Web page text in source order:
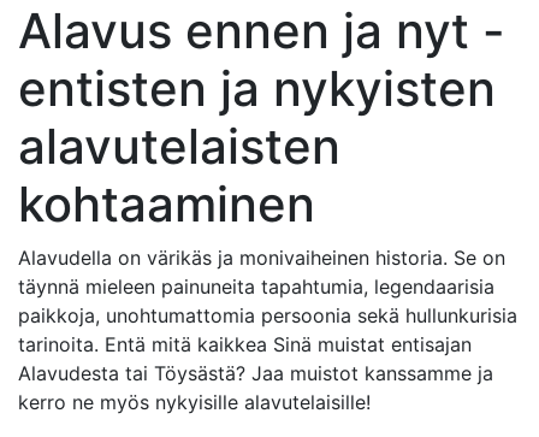
Alavus ennen ja nyt -
entisten ja nykyisten
alavutelaisten
kohtaaminen
Alavudella on värikäs ja monivaiheinen historia. Se on
täynnä mieleen painuneita tapahtumia, legendaarisia
paikkoja, unohtumattomia persoonia sekä hullunkurisia
tarinoita. Entä mitä kaikkea Sinä muistat entisajan
Alavudesta tai Töysästä? Jaa muistot kanssamme ja
kerro ne myös nykyisille alavutelaisille!